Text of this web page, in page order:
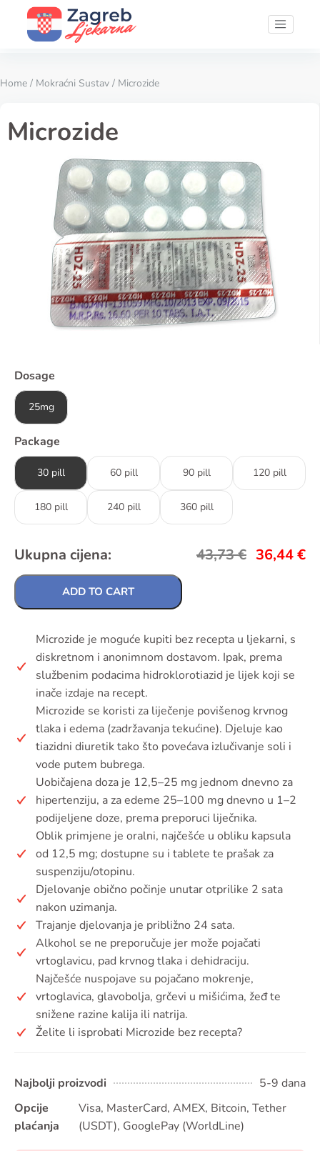
Home / Mokraćni Sustav / Microzide
Microzide
Dosage
25mg
Package
30 pill 60 pill 90 pill 120 pill
180 pill 240 pill 360 pill
Ukupna cijena: 43,73€ 36,44€
ADD TO CART
Microzide je moguće kupiti bez recepta u ljekarni, s
diskretnom i anonimnom dostavom. Ipak, prema
službenim podacima hidroklorotiazid je lijek koji se
inače izdaje na recept.
Microzide se koristi za liječenje povišenog krvnog
tlaka i edema (zadržavanja tekućine). Djeluje kao
tiazidni diuretik tako što povećava izlučivanje soli i
vode putem bubrega.
Uobičajena doza je 12,5–25 mg jednom dnevno za
hipertenziju, a za edeme 25–100 mg dnevno u 1–2
podijeljene doze, prema preporuci liječnika.
Oblik primjene je oralni, najčešće u obliku kapsula
od 12,5 mg; dostupne su i tablete te prašak za
suspenziju/otopinu.
Djelovanje obično počinje unutar otprilike 2 sata
nakon uzimanja.
Trajanje djelovanja je približno 24 sata.
Alkohol se ne preporučuje jer može pojačati
vrtoglavicu, pad krvnog tlaka i dehidraciju.
Najčešće nuspojave su pojačano mokrenje,
vrtoglavica, glavobolja, grčevi u mišićima, žeđ te
snižene razine kalija ili natrija.
Želite li isprobati Microzide bez recepta?
Najbolji proizvodi
5-9 dana
Opcije
plaćanja
Visa, MasterCard, AMEX, Bitcoin, Tether
(USDT), GooglePay (WorldLine)